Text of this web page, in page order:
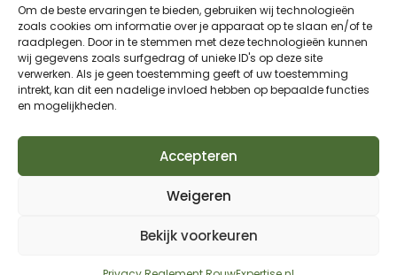
Om de beste ervaringen te bieden, gebruiken wij technologieën
zoals cookies om informatie over je apparaat op te slaan en/of te
raadplegen. Door in te stemmen met deze technologieën kunnen
wij gegevens zoals surfgedrag of unieke ID's op deze site
verwerken. Als je geen toestemming geeft of uw toestemming
intrekt, kan dit een nadelige invloed hebben op bepaalde functies
en mogelijkheden.
Accepteren
Weigeren
Bekijk voorkeuren
Over ons
RouwExpertise.nl is een initiatief van Bright Elephant en
hét kennisplatform over rouw en verlies. Wij bieden
betrouwbare informatie en praktische hulp voor
iedereen die met rouw te maken heeft - van jezelf tot je
omgeving, van professionals tot leidinggevenden.